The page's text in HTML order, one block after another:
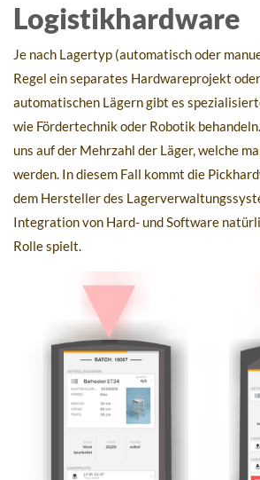
Logistikhardware
Je nach Lagertyp (automatisch oder
Regel ein separates Hardwareprojekt
automatischen Lägern gibt es
wie Fördertechnik oder Robotik
uns auf der Mehrzahl der Läger, welche
werden. In diesem Fall kommt die
dem Hersteller des
Integration von Hard- und Software
Rolle spielt.